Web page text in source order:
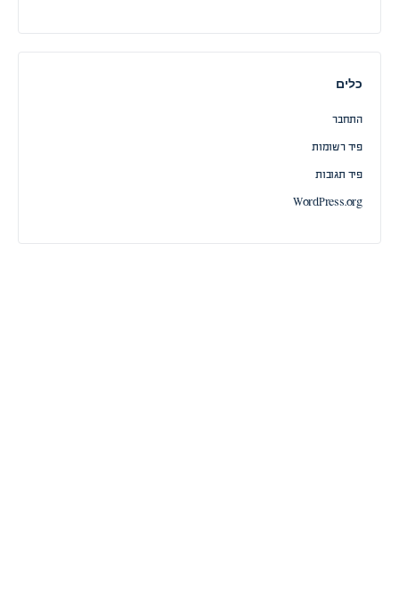
כלים
התחבר
פיד רשומות
פיד תגובות
WordPress.org